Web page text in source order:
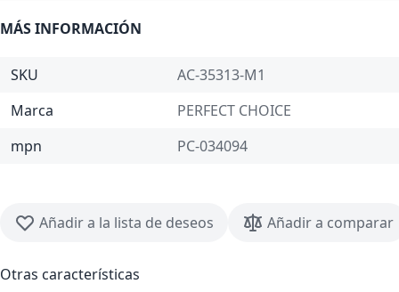
MÁS INFORMACIÓN
SKU
AC-35313-M1
Marca
PERFECT CHOICE
mpn
PC-034094
Añadir a la lista de deseos Añadir a comparar
Otras características